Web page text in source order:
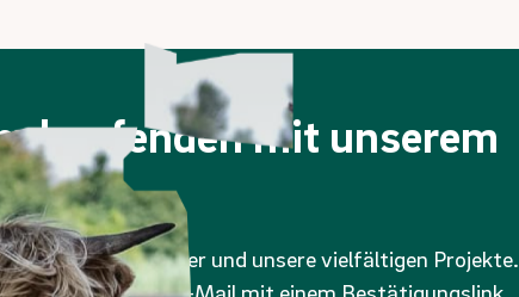
Laufenden mit unserem
Berliner Stadtgüter und unsere vielfältigen Projekte.